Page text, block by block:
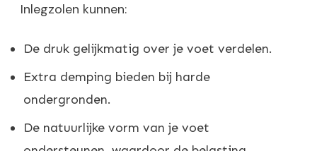
Inlegzolen kunnen:
De druk gelijkmatig over je voet verdelen.
Extra demping bieden bij harde
ondergronden.
De natuurlijke vorm van je voet